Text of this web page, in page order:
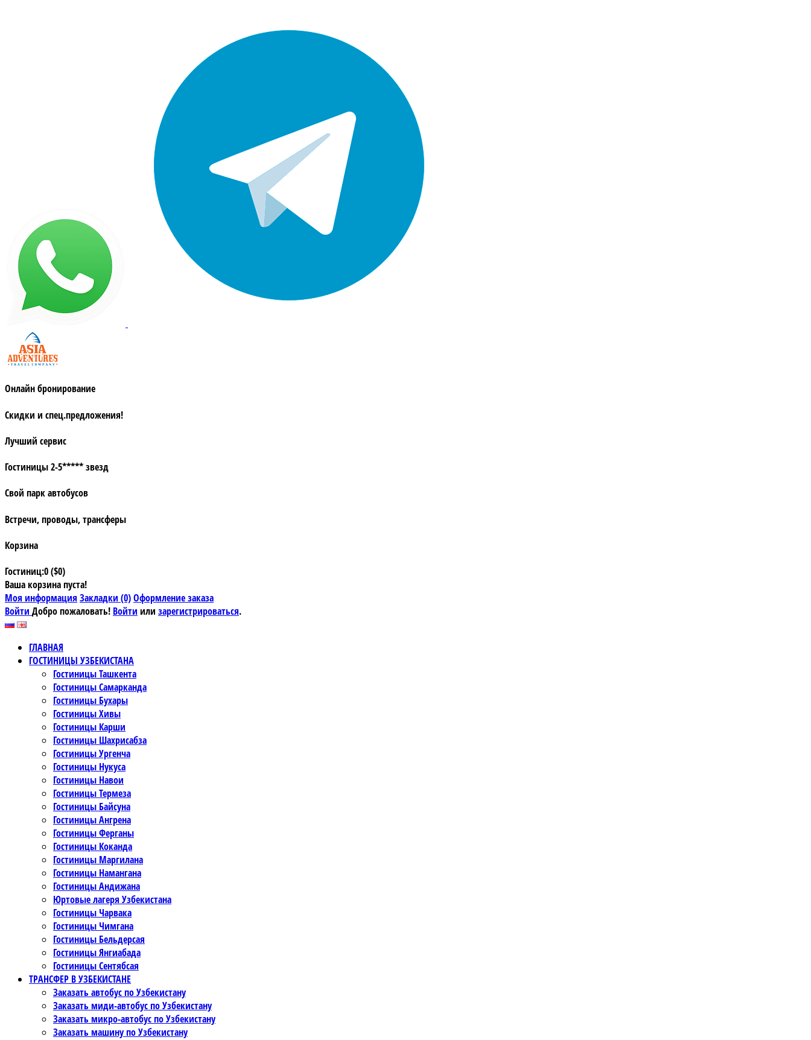
Онлайн бронирование
Скидки и спец.предложения!
Лучший сервис
Гостиницы 2-5***** звезд
Свой парк автобусов
Встречи, проводы, трансферы
Корзина
Гостиниц:0 ($0)
Ваша корзина пуста!
Моя информация Закладки (0)Оформление заказа
Войти Добро пожаловать! Войти или зарегистрироваться.
ГЛАВНАЯ
ГОСТИНИЦЫ УЗБЕКИСТАНА
Гостиницы Ташкента
Гостиницы Самарканда
Гостиницы Бухары
Гостиницы Хивы
Гостиницы Карши
Гостиницы Шахрисабза
Гостиницы Ургенча
Гостиницы Нукуса
Гостиницы Навои
Гостиницы Термеза
Гостиницы Байсуна
Гостиницы Ангрена
Гостиницы Ферганы
Гостиницы Коканда
Гостиницы Маргилана
Гостиницы Намангана
Гостиницы Андижана
Юртовые лагеря Узбекистана
Гостиницы Чарвака
Гостиницы Чимгана
Гостиницы Бельдерсая
Гостиницы Янгиабада
Гостиницы Сентябсая
ТРАНСФЕР В УЗБЕКИСТАНЕ
Заказать автобус по Узбекистану
Заказать миди-автобус по Узбекистану
Заказать микро-автобус по Узбекистану
Заказать машину по Узбекистану